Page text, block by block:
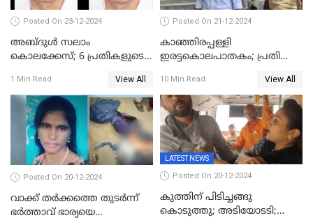
Posted On 23-12-2024
അബ്ദുള്‍ സലാം
കൊലക്കേസ്‌; 6 പ്രതികളുടെ
1 Min Read View All
Posted On 21-12-2024
കാഞ്ഞിരപ്പള്ളി
ഇരട്ടകൊലപാതകം; പ്രതി
ജീവപര്യന്തം
10 Min Read View All
Posted On 20-12-2024
വാക്ക് തര്‍ക്കത്തെ തുടര്‍ന്ന്
ഭര്‍ത്താവ് ഭാര്യയെ
LATEST NEWS
Posted On 20-12-2024
കുത്തിന് പിടിച്ചങ്ങു
കൊടുത്തു; അടിയോടടി;